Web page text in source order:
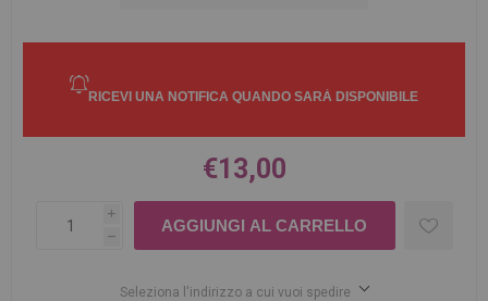
€13,00
i
h
Seleziona l'indirizzo a cui vuoi spedire